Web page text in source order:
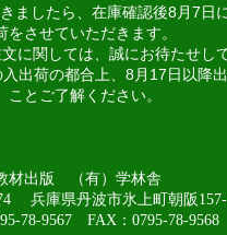
ましたら、在庫確認後8月7日
をさせていただきます。
に関しては、誠にお待たせし
出荷の都合上、8月17日以降
ことご了解ください。
材出版 （有）学林舎
兵庫県丹波市氷上町朝阪
78-9567 FAX：0795-78-9568